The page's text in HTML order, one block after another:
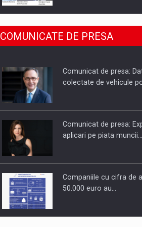
SAPTE PERSONALITATI
DE AFACERI, ACADEMIC
Hard Enduro Piatra
COMUNICATE DE PRESA
Comunicat de presa:
colectate de vehicule
Comunicat de presa:
aplicari pe piata muncii…
Companiile cu cifra de
50.000 euro au…